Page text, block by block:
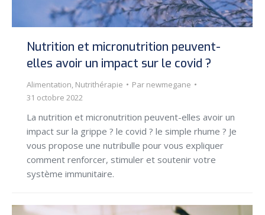
Nutrition et micronutrition peuvent-
elles avoir un impact sur le covid ?
Alimentation, Nutrithérapie Par newmegane
31 octobre 2022
La nutrition et micronutrition peuvent-elles avoir un
impact sur la grippe ? le covid ? le simple rhume ? Je
vous propose une nutribulle pour vous expliquer
comment renforcer, stimuler et soutenir votre
système immunitaire.